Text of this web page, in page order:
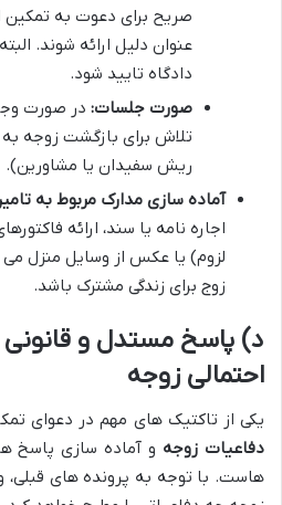
صریح برای دعوت به تمکین
عنوان دلیل ارائه شوند.
دادگاه تایید شود.
صورت جلسات: در صورت
تلاش برای بازگشت زوجه
ریش سفیدان یا مشاورین).
آماده سازی مدارک مربوط به
اجاره نامه یا سند، ارائه
لزوم) یا عکس از وسایل منزل می
زوج برای زندگی مشترک باشد.
د) پاسخ مستدل و قانونی
احتمالی زوجه
یکی از تاکتیک های مهم در دعوای
دفاعیات زوجه و آماده سازی پاسخ
هاست. با توجه به پرونده های